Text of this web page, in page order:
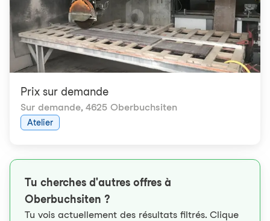
Prix ​​sur demande
Sur demande, 4625 Oberbuchsiten
Atelier
Tu cherches d'autres offres à
Oberbuchsiten ?
Tu vois actuellement des résultats filtrés. Clique